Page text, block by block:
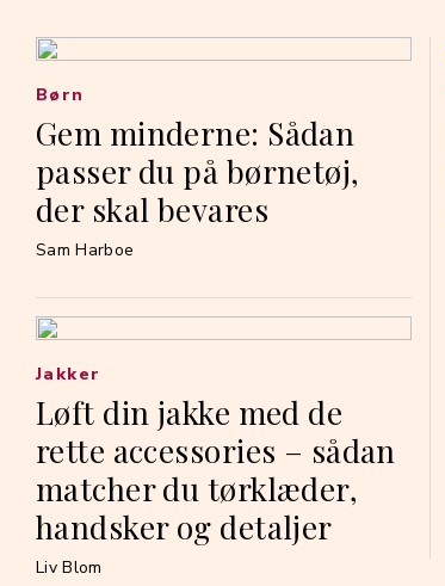
Gem minderne: Sådan
passer du på børnetøj,
der skal bevares
Børn
Sam Harboe
Løft din jakke med de
rette accessories – sådan
matcher du tørklæder,
handsker og detaljer
Jakker
Liv Blom